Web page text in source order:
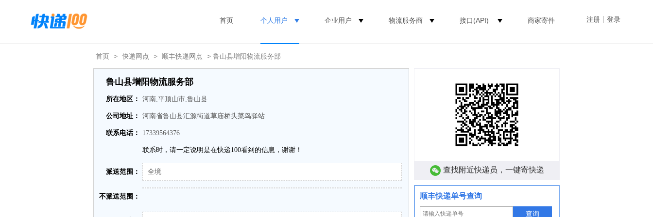
注册 登录
首页 个人用户 企业用户 物流服务商 接口(API) 商家寄件
首页 > 快递网点 > 顺丰快递网点 > 鲁山县增阳物流服务部
鲁山县增阳物流服务部
所在地区： 河南,平顶山市,鲁山县
公司地址： 河南省鲁山县汇源街道草庙桥头菜鸟驿站
联系电话： 17339564376
联系时，请一定说明是在快递100看到的信息，谢谢！
派送范围： 全境
不派送范围：
查找附近快递员，一键寄快递
顺丰快递单号查询
查询